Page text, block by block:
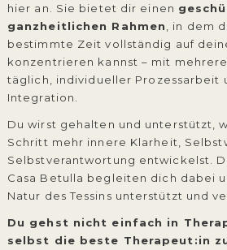
hier an. Sie bietet dir einen
ganzheitlichen Rahmen
, in dem
bestimmte Zeit vollständig auf
konzentrieren kannst – mit
täglich, individueller Prozessarbeit
Integration.
Du wirst gehalten und unterstützt,
Schritt mehr innere Klarheit,
Selbstverantwortung entwickelst.
Casa Betulla begleiten dich dabei
Natur des Tessins unterstützt und
Du gehst nicht einfach in
selbst die beste Therapeut:in